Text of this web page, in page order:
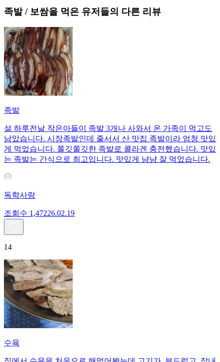
족발 / 보쌈을 먹은 유저들의 다른 리뷰
족발
설 하루전날 작은아들이 족발 3개나 사와서 온 가족이 먹고도
남았습니다. 시장족발인데 줄서서 산 맛집 족발이라 엄청 맛있
게 먹었습니다. 쫄깃쫄깃한 족발로 콜라겐 충전했습니다. 맛있
는 족발는 간식으로 최고입니다. 맛있게 냠냠 잘 먹었습니다.
독학사랑
조회수 1,47226.02.19
14
수육